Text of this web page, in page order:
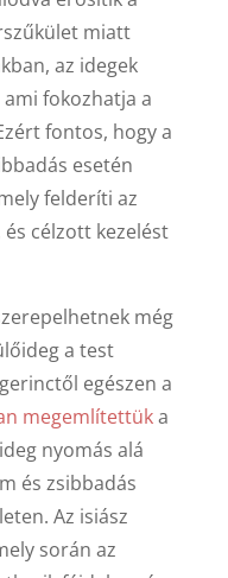
miatt
az idegek
fokozhatja a
fontos, hogy a
esetén
felderíti az
célzott kezelést
még
a test
egészen a
megemlítettüka
nyomás alá
és zsibbadás
Az isiász
során az